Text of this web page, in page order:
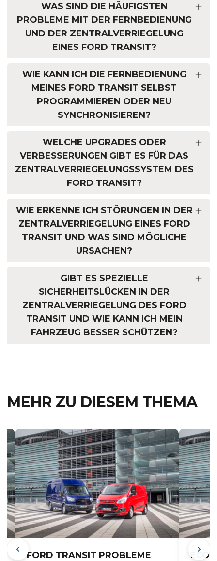
WAS SIND DIE HÄUFIGSTEN
PROBLEME MIT DER FERNBEDIENUNG
UND DER ZENTRALVERRIEGELUNG
EINES FORD TRANSIT?
WIE KANN ICH DIE FERNBEDIENUNG
MEINES FORD TRANSIT SELBST
PROGRAMMIEREN ODER NEU
SYNCHRONISIEREN?
WELCHE UPGRADES ODER
VERBESSERUNGEN GIBT ES FÜR DAS
ZENTRALVERRIEGELUNGSSYSTEM DES
FORD TRANSIT?
WIE ERKENNE ICH STÖRUNGEN IN DER
ZENTRALVERRIEGELUNG EINES FORD
TRANSIT UND WAS SIND MÖGLICHE
URSACHEN?
GIBT ES SPEZIELLE
SICHERHEITSLÜCKEN IN DER
ZENTRALVERRIEGELUNG DES FORD
TRANSIT UND WIE KANN ICH MEIN
FAHRZEUG BESSER SCHÜTZEN?
MEHR ZU DIESEM THEMA
FORD TRANSIT PROBLEME